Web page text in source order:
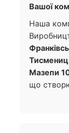
Вашої
Наша
Мазепи
що